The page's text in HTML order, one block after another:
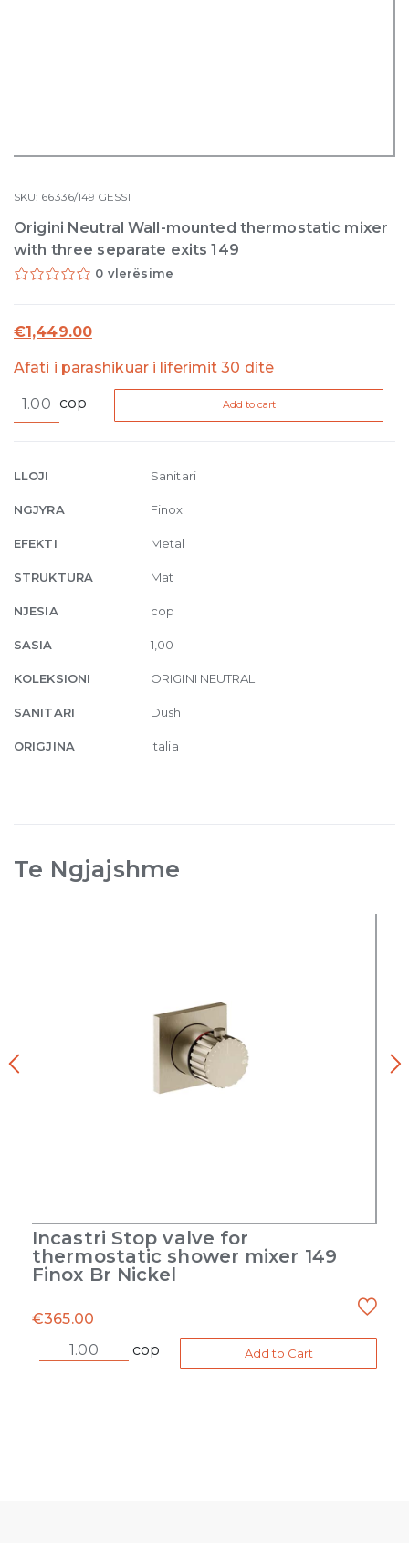
SKU: 66336/149 GESSI
Origini Neutral Wall-mounted thermostatic mixer
with three separate exits 149
0 vlerësime
€1,449.00
Afati i parashikuar i liferimit 30 ditë
Neutral
thermostatic
with
three
exits
149
cop Add to cart
LLOJI Sanitari
NGJYRA Finox
EFEKTI Metal
STRUKTURA Mat
NJESIA cop
SASIA 1,00
KOLEKSIONI ORIGINI NEUTRAL
SANITARI Dush
ORIGJINA Italia
Te Ngjajshme
Incastri Stop valve for
thermostatic shower mixer 149
Finox Br Nickel
€365.00
cop
Add to Cart